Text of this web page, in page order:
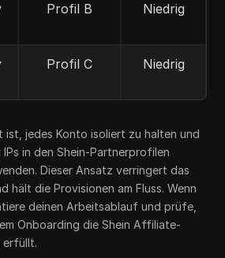
Profil B Niedrig
Profil C Niedrig
jedes Konto isoliert zu halten und
in den Shein-Partnerprofilen
Dieser Ansatz verringert das
hält die Provisionen am Fluss. Wenn
deinen Arbeitsablauf und prüfe,
Onboarding die Shein Affiliate-
erfüllt.